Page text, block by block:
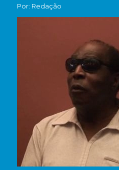
Por: Redação